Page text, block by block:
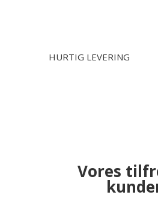
HURTIG LEVERING
Vores